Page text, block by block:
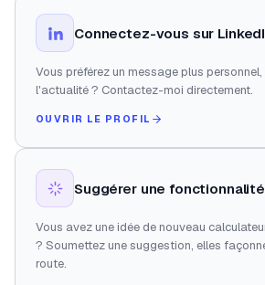
Connectez-vous sur
Vous préférez un message plus
l'actualité ? Contactez-moi directement.
OUVRIR LE PROFIL
Suggérer une fonctionnalité
Vous avez une idée de nouveau
? Soumettez une suggestion, elles
route.